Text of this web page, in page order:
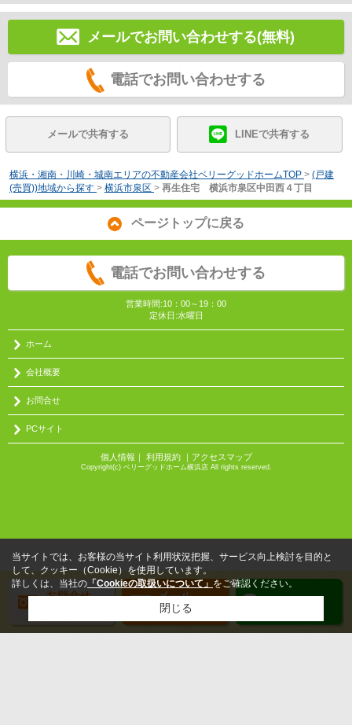
メールでお問い合わせする(無料)
電話でお問い合わせする
メールで共有する LINEで共有する
横浜・湘南・川崎・城南エリアの不動産会社ベリーグッドホームTOP > (戸建
(売買))地域から探す > 横浜市泉区 > 再生住宅 横浜市泉区中田西４丁目
ページトップに戻る
電話でお問い合わせする
営業時間:10：00～19：00
定休日:水曜日
ホーム
会社概要
お問合せ
PCサイト
個人情報 ｜ 利用規約｜ アクセスマップ
Copyright(c) ベリーグッドホーム横浜店 All rights reserved.
当サイトでは、お客様の当サイト利用状況把握、サービス向上検討を目的と
して、クッキー（Cookie）を使用しています。
詳しくは、当社の 「Cookieの取扱いについて」 をご確認ください。
閉じる